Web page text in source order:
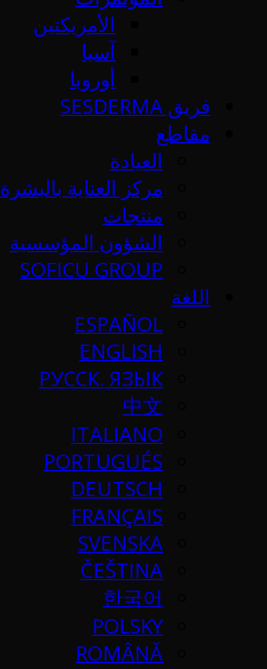
الأمريكتين
آسيا
أوروبا
فريق SESDERMA
مقاطع
العيادة
مركز العناية بالبشرة
منتجات
الشؤون المؤسسية
SOFICU GROUP
اللغة
ESPAÑOL
ENGLISH
РУССК. ЯЗЫК
中文
ITALIANO
PORTUGUÉS
DEUTSCH
FRANÇAIS
SVENSKA
ČEŠTINA
한국어
POLSKY
ROMÂNĂ